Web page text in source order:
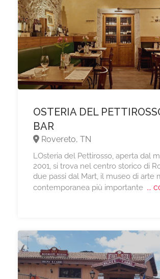
OSTERIA DEL
BAR
Rovereto, TN
LOsteria del Pettirosso, aperta dal
2001, si trova nel centro storico di
due passi dal Mart, il museo di arte
contemporanea più importante...